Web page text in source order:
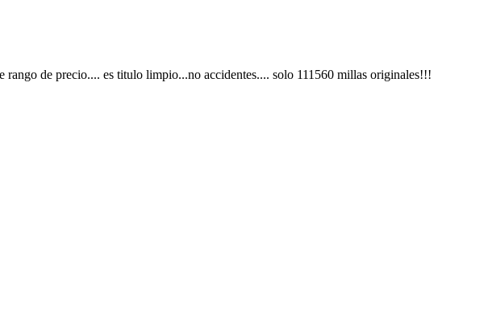
de precio.... es titulo limpio...no accidentes.... solo 111560 millas originales!!!